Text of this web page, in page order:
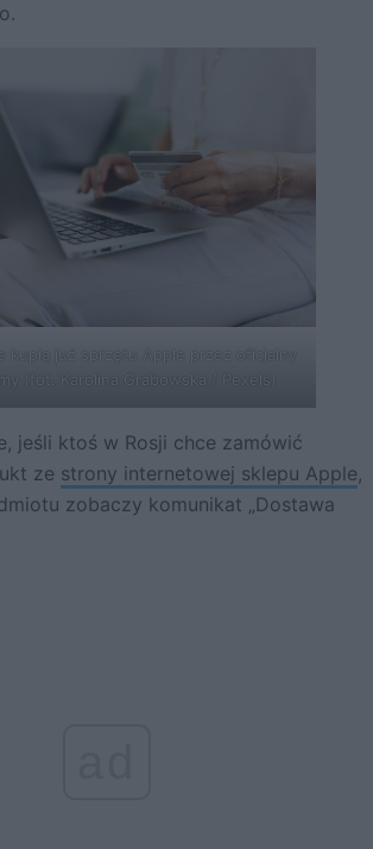
kupią już sprzętu Apple przez oficjalny
(fot. Karolina Grabowska / Pexels)
jeśli ktoś w Rosji chce zamówić
ze strony internetowej sklepu Apple,
zobaczy komunikat „Dostawa